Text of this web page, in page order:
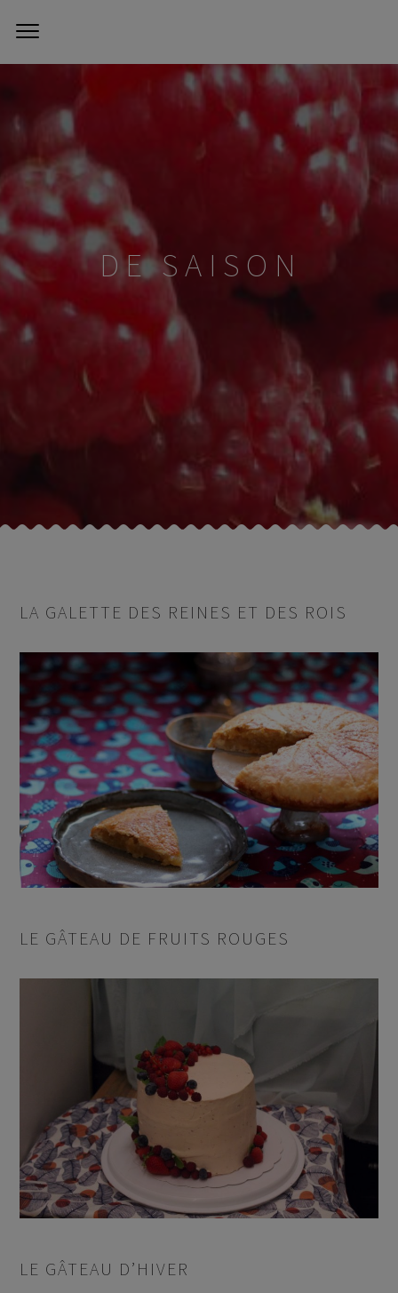
DE SAISON
LA GALETTE DES REINES ET DES ROIS
LE GÂTEAU DE FRUITS ROUGES
LE GÂTEAU D’HIVER